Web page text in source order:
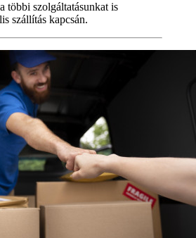
többi szolgáltatásunkat is
szállítás kapcsán.